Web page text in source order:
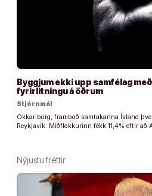
Byggjum ekki upp samfélag
fyrirlitningu á öðrum
Stjórnmál
Okkar borg, framboð samtakanna Ísland
Reykjavík. Miðflokkurinn fékk 11,4% eftir að
Nýjustu fréttir